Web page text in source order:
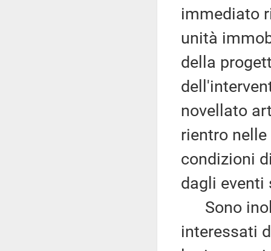
immediato
unità
della
novellato
rientro
condizioni
dagli eventi
Sono
interessati